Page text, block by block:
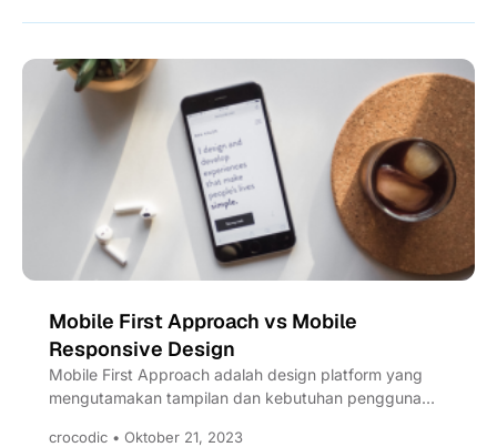
Mobile First Approach vs Mobile
Responsive Design
Mobile First Approach adalah design platform yang
mengutamakan tampilan dan kebutuhan pengguna
crocodic • Oktober 21, 2023